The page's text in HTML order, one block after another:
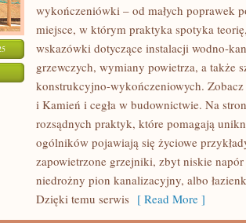
OŚWIETLENIE
wykończeniówki – od małych poprawek
miejsce, w którym praktyka spotyka
wskazówki dotyczące instalacji wodno-
grzewczych, wymiany powietrza, a także
konstrukcyjno-wykończeniowych.
i Kamień i cegła w budownictwie. Na
rozsądnych praktyk, które pomagają
ogólników pojawiają się życiowe
zapowietrzone grzejniki, zbyt niskie napór
niedrożny pion kanalizacyjny, albo
Dzięki temu serwis [ Read More ]